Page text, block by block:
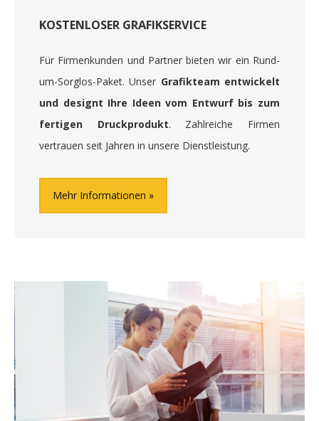
KOSTENLOSER GRAFIKSERVICE
Für Firmenkunden und Partner bieten wir ein Rund-
um-Sorglos-Paket. Unser Grafikteam entwickelt
und designt Ihre Ideen vom Entwurf bis zum
fertigen Druckprodukt. Zahlreiche Firmen
vertrauen seit Jahren in unsere Dienstleistung.
Mehr Informationen